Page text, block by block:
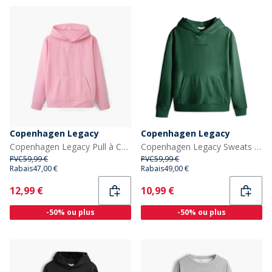
Copenhagen Legacy
Copenhagen Legacy Pull à Capuche Homme Rose
PVC59,99 €
Rabais47,00 €
Current
12,99 €
-50% ou plus
Copenhagen Legacy
Copenhagen Legacy Sweats à Capuche Vert
PVC59,99 €
Rabais49,00 €
Current
10,99 €
-50% ou plus